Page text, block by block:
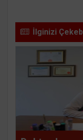
İlginizi